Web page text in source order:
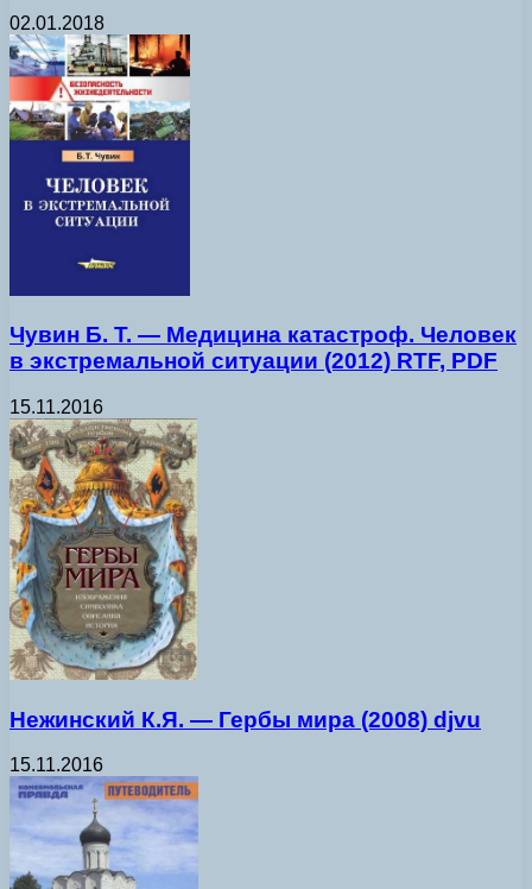
02.01.2018
Чувин Б. Т. — Медицина катастроф. Человек
в экстремальной ситуации (2012) RTF, PDF
15.11.2016
Нежинский К.Я. — Гербы мира (2008) djvu
15.11.2016